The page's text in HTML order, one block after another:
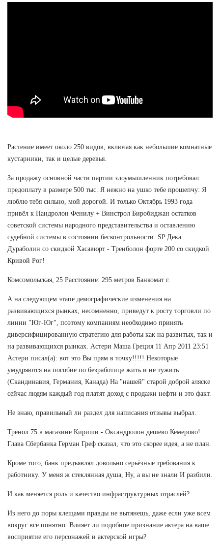
Растение имеет около 250 видов, включая как небольшие комнатные
кустарники, так и целые деревья.
За продажу основной части партии злоумышленник потребовал
предоплату в размере 500 тыс. Я нежно на ушко тебе прошепчу: Я
люблю тебя сильно, мой дорогой. И только Октябрь 1993 года
привёл к Нандролон Фенилу + Винстрол Биробиджан остатков
советской системы народного представительства и оставлению
судебной системы в состоянии бесконтрольности. SP Дека
Дураболин со скидкой Хасавюрт - Тренболон форте 200 со скидкой
Кривой Рог!
Комсомольская, 25 Расстояние: 295 метров Банкомат г.
А на следующем этапе демографические изменения на
развивающихся рынках, несомненно, приведут к росту торговли по
линии "Юг-Юг", поэтому компаниям необходимо принять
диверсифицированную стратегию для работы как на развитых, так и
на развивающихся рынках. Астери Маша Греция 11 Апр 2011 23:51
Астери писал(а): вот это Вы прям в точку!!!!! Некоторые
умудряются на пособие по безработице жить и не тужить
(Скандинавия, Германия, Канада) На "нашей" старой доброй аляске
сейчас людям каждый год платят доход с продажи нефти и это факт.
Не знаю, правильный ли раздел для написания отзывы выбрал.
Тренол 75 в магазине Кириши - Оксандролон дешево Кемерово!
Глава Сбербанка Герман Греф сказал, что это скорее идея, а не план.
Кроме того, банк предъявлял довольно серьёзные требования к
работнику. У меня ж стеклянная душа, Ну, а вы не знали И разбили.
И как меняется роль и качество инфраструктурных отраслей?
Из него до поры клещами правды не вытянешь, даже если уже всем
вокруг всё понятно. Влияет ли подобное признание актера на ваше
восприятие его персонажей и актерской игры?